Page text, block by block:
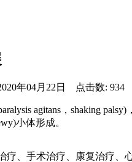
年04月22日 点击数: 934
agitans，shaking
小体形成。
、手术治疗、康复治疗